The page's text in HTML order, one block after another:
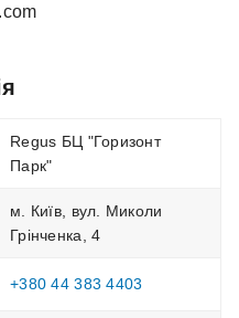
Regus БЦ "Горизонт
Парк"
м. Київ, вул. Миколи
Грінченка, 4
+380 44 383 4403